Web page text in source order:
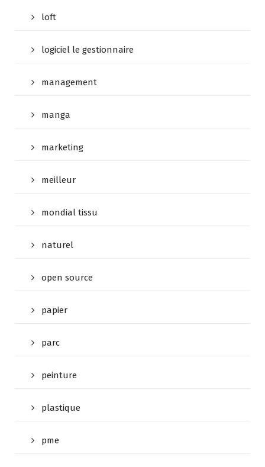
loft
logiciel le gestionnaire
management
manga
marketing
meilleur
mondial tissu
naturel
open source
papier
parc
peinture
plastique
pme